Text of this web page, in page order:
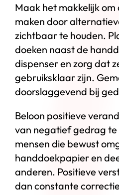
Maak het makkelijk om
maken door
zichtbaar te houden.
doeken naast de
dispenser en zorg dat
gebruiksklaar zijn.
doorslaggevend bij
Beloon positieve
van negatief gedrag te
mensen die bewust
handdoekpapier en
anderen. Positieve
dan constante